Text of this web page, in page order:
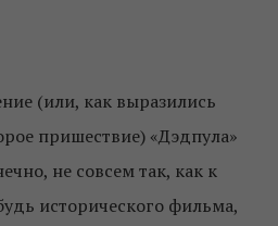
(или, как выразились
пришествие) «Дэдпула»
не совсем так, как к
исторического фильма,